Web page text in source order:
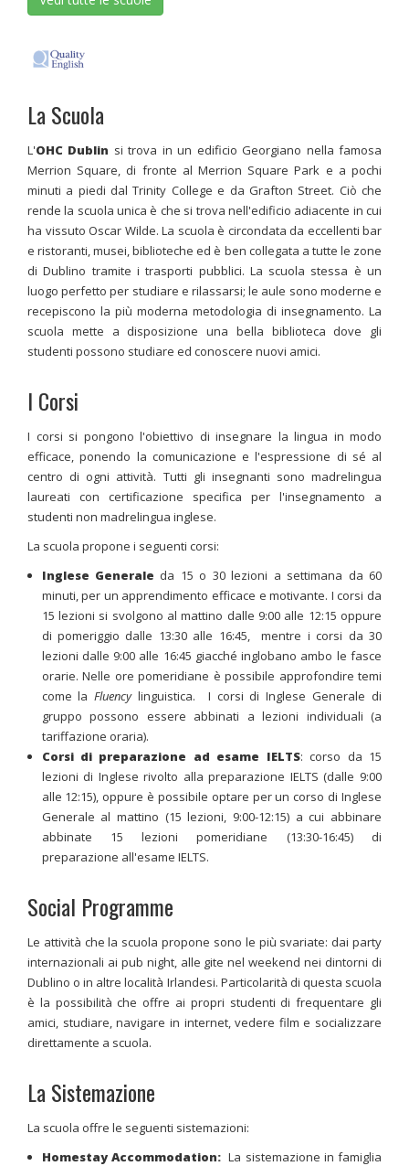
La Scuola
L'OHC Dublin si trova in un edificio Georgiano nella famosa
Merrion Square, di fronte al Merrion Square Park e a pochi
minuti a piedi dal Trinity College e da Grafton Street. Ciò che
rende la scuola unica è che si trova nell'edificio adiacente in cui
ha vissuto Oscar Wilde. La scuola è circondata da eccellenti bar
e ristoranti, musei, biblioteche ed è ben collegata a tutte le zone
di Dublino tramite i trasporti pubblici. La scuola stessa è un
luogo perfetto per studiare e rilassarsi; le aule sono moderne e
recepiscono la più moderna metodologia di insegnamento. La
scuola mette a disposizione una bella biblioteca dove gli
studenti possono studiare ed conoscere nuovi amici.
I Corsi
I corsi si pongono l'obiettivo di insegnare la lingua in modo
efficace, ponendo la comunicazione e l'espressione di sé al
centro di ogni attività. Tutti gli insegnanti sono madrelingua
laureati con certificazione specifica per l'insegnamento a
studenti non madrelingua inglese.
La scuola propone i seguenti corsi:
Inglese Generale da 15 o 30 lezioni a settimana da 60
minuti, per un apprendimento efficace e motivante. I corsi da
15 lezioni si svolgono al mattino dalle 9:00 alle 12:15 oppure
di pomeriggio dalle 13:30 alle 16:45, mentre i corsi da 30
lezioni dalle 9:00 alle 16:45 giacché inglobano ambo le fasce
orarie. Nelle ore pomeridiane è possibile approfondire temi
come laFluencylinguistica. I corsi di Inglese Generale di
gruppo possono essere abbinati a lezioni individuali (a
tariffazione oraria).
Corsi di preparazione ad esame IELTS: corso da 15
lezioni di Inglese rivolto alla preparazione IELTS (dalle 9:00
alle 12:15), oppure è possibile optare per un corso di Inglese
Generale al mattino (15 lezioni, 9:00-12:15) a cui abbinare
abbinate 15 lezioni pomeridiane (13:30-16:45) di
preparazione all'esame IELTS.
Social Programme
Le attività che la scuola propone sono le più svariate: dai party
internazionali ai pub night, alle gite nel weekend nei dintorni di
Dublino o in altre località Irlandesi. Particolarità di questa scuola
è la possibilità che offre ai propri studenti di frequentare gli
amici, studiare, navigare in internet, vedere film e socializzare
direttamente a scuola.
La Sistemazione
La scuola offre le seguenti sistemazioni:
Homestay Accommodation: La sistemazione in famiglia